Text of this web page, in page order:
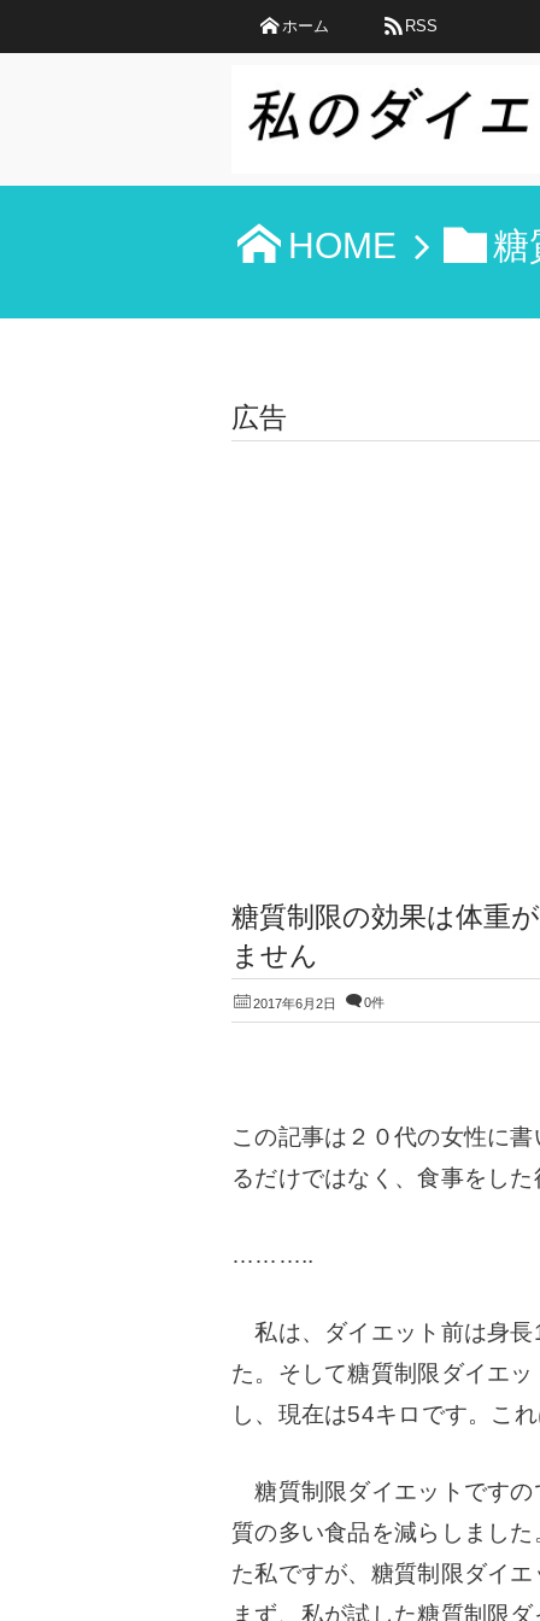
ホーム RSS
HOME 糖
広告
糖質制限の効果は体重
ません
2017年6月2日 0件
この記事は２０代の女性に
るだけではなく、食事をし
………..
私は、ダイエット前は身長
た。そして糖質制限ダイエ
し、現在は54キロです。こ
糖質制限ダイエットですの
質の多い食品を減らしました
た私ですが、糖質制限ダイ
まず、私が試した糖質制限